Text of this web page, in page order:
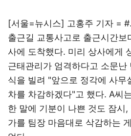
[서울=뉴시스] 고홍주 기자 =
출근길 교통사고로 출근시간보
사에 도착했다. 미리 상사에게
근태관리가 엄격하다고 소문난
식을 빌려 "앞으로 정각에 사무
차를 차감하겠다"고 했다. A씨
한 말에 기분이 나쁜 것도 잠시
가를 팀장 마음대로 삭감하는